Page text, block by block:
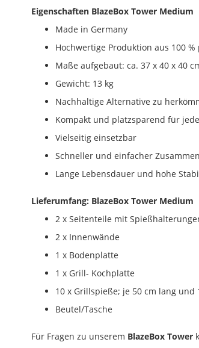
Eigenschaften BlazeBox Tower Medium
Made in Germany
Hochwertige Produktion aus 100
Maße aufgebaut: ca. 37 x 40 x 40
Gewicht: 13 kg
Nachhaltige Alternative zu
Kompakt und platzsparend für
Vielseitig einsetzbar
Schneller und einfacher
Lange Lebensdauer und hohe
Lieferumfang: BlazeBox Tower Medium
2 x Seitenteile mit
2 x Innenwände
1 x Bodenplatte
1 x Grill- Kochplatte
10 x Grillspieße; je 50 cm lang und
Beutel/Tasche
Für Fragen zu unserem BlazeBox Tower